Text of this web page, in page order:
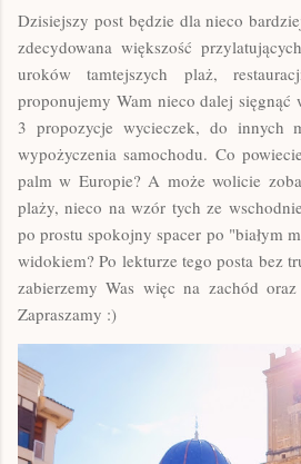
Dzisiejszy post będzie dla nieco
zdecydowana większość
uroków tamtejszych plaż,
proponujemy Wam nieco dalej sięgnąć
3 propozycje wycieczek, do innych
wypożyczenia samochodu. Co
palm w Europie? A może wolicie
plaży, nieco na wzór tych ze
po prostu spokojny spacer po "białym
widokiem? Po lekturze tego posta bez
zabierzemy Was więc na zachód
Zapraszamy :)